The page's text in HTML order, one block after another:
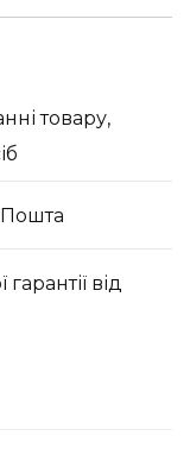
товару,
від